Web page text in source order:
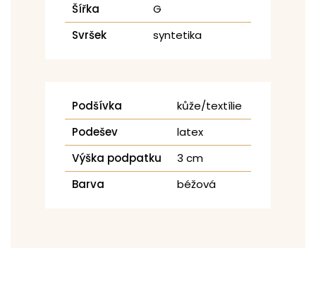
Šířka
G
Svršek
syntetika
Podšívka
kůže/textílie
Podešev
latex
Výška podpatku
3 cm
Barva
béžová